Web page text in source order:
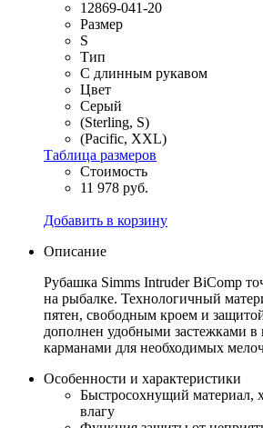
12869-041-20
Размер
S
Тип
С длинным рукавом
Цвет
Серый
(Sterling, S)
(Pacific, XXL)
Таблица размеров
Стоимость
11 978 руб.
Добавить в корзину
Описание
Рубашка Simms Intruder BiComp
на рыбалке. Технологичный
пятен, свободным кроем и
дополнен удобными застежками в
карманами для необходимых
Особенности и характеристики
Быстросохнущий материал,
влагу